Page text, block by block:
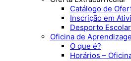
Catálogo de
Inscrição em
Desporto
Oficina de
O que é?
Horários –